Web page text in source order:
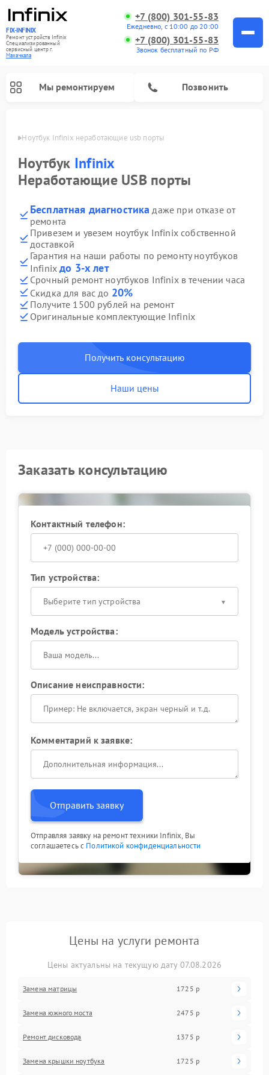
FIX-INFINIX
Ремонт устройств Infinix
Специализированный
cервисный центр г.
Махачкала
+7 (800) 301-55-83
Ежедневно, с 10:00 до 20:00
+7 (800) 301-55-83
Звонок бесплатный по РФ
Мы ремонтируем Позвонить
Ноутбук Infinix неработающие usb порты
Ноутбук Infinix
Неработающие USB порты
Бесплатная диагностика даже при отказе от
ремонта
Привезем и увезем ноутбук Infinix собственной
доставкой
Гарантия на наши работы по ремонту ноутбуков
Infinixдо 3-х лет
Срочный ремонт ноутбуков Infinix в течении часа
Скидка для вас до 20%
Получите 1500 рублей на ремонт
Оригинальные комплектующие Infinix
Получить консультацию
Наши цены
Заказать консультацию
Контактный телефон:
Тип устройства:
Выберите тип устройства
Модель устройства:
Описание неисправности:
Комментарий к заявке:
Отправить заявку
Отправляя заявку на ремонт техники Infinix, Вы
соглашаетесь с Политикой конфиденциальности
Цены на услуги ремонта
Цены актуальны на текущую дату 07.08.2026
Замена матрицы 1725 р
Замена южного моста 2475 р
Ремонт дисковода 1375 р
Замена крышки ноутбука 1725 р